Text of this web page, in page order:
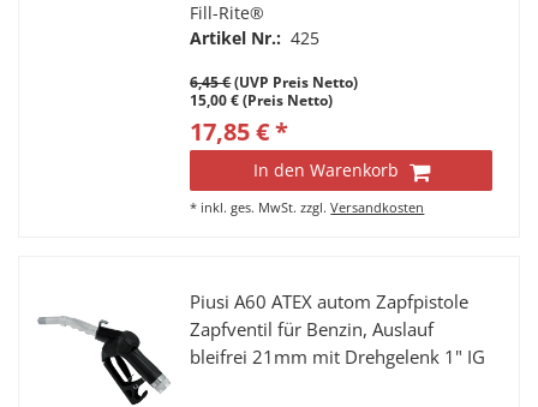
Fill-Rite®
Artikel Nr.: 425
6,45 €(UVP Preis Netto)
15,00 € (Preis Netto)
17,85 € *
In den Warenkorb
* inkl. ges. MwSt. zzgl.Versandkosten
Piusi A60 ATEX autom Zapfpistole
Zapfventil für Benzin, Auslauf
bleifrei 21mm mit Drehgelenk 1" IG